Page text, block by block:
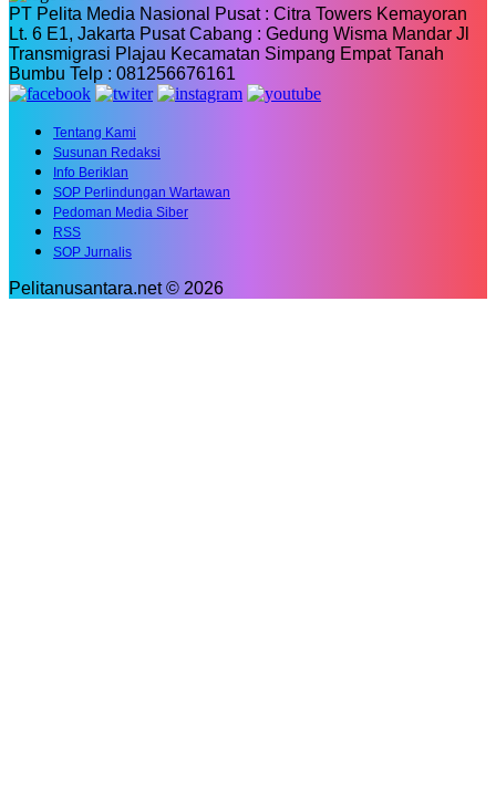
PT Pelita Media Nasional Pusat : Citra Towers Kemayoran
Lt. 6 E1, Jakarta Pusat Cabang : Gedung Wisma Mandar Jl
Transmigrasi Plajau Kecamatan Simpang Empat Tanah
Bumbu Telp : 081256676161
Tentang Kami
Susunan Redaksi
Info Beriklan
SOP Perlindungan Wartawan
Pedoman Media Siber
RSS
SOP Jurnalis
Pelitanusantara.net © 2026